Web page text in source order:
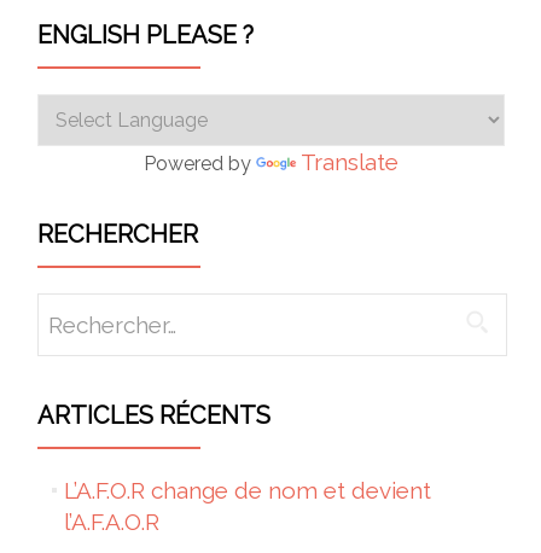
ENGLISH PLEASE ?
Powered by Translate
RECHERCHER
ARTICLES RÉCENTS
L’A.F.O.R change de nom et devient
l’A.F.A.O.R